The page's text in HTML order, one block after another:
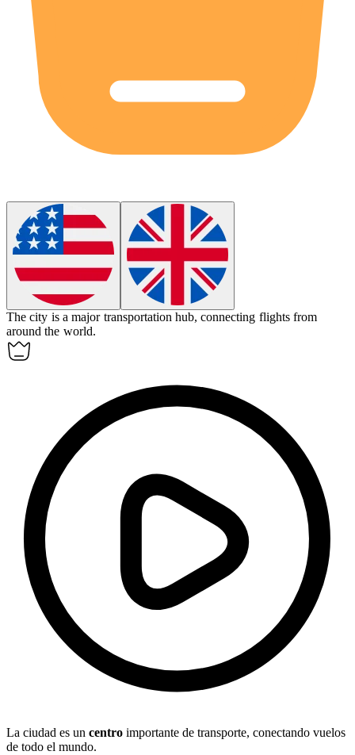
The city is a major transportation hub, connecting flights from
around the world.
La ciudad es un centro importante de transporte, conectando vuelos
de todo el mundo.